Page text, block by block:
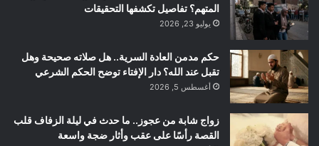
المتهم؟ تفاصيل تكشفها التحقيقات
يوليو 23, 2026
حكم مدمن العادة السرية.. هل صلاته صحيحة وهل
تقبل عند الله؟ دار الإفتاء توضح الحكم الشرعي
أغسطس 5, 2026
زواج شابة من عجوز.. ما حدث في ليلة الزفاف قلب
القصة رأسًا على عقب وأثار ضجة واسعة